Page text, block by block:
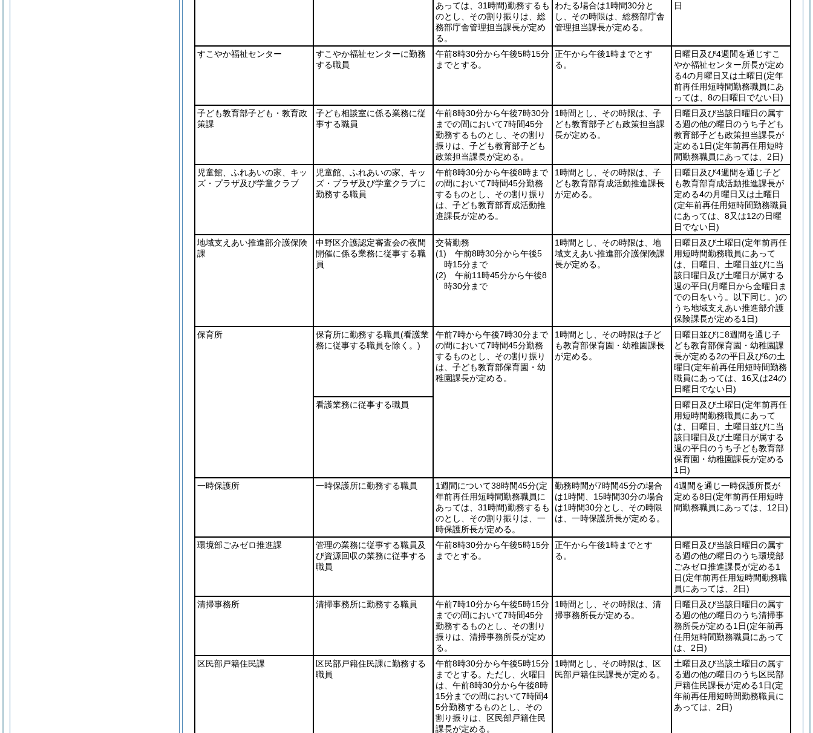
あっては、31時間)勤務するも
のとし、その割り振りは、総
務部庁舎管理担当課長が定め
る。
わたる場合は1時間30分と
し、その時限は、総務部庁舎
管理担当課長が定める。
日
すこやか福祉センター
すこやか福祉センターに勤務
する職員
午前8時30分から午後5時15分
までとする。
正午から午後1時までとす
る。
日曜日及び4週間を通じすこ
やか福祉センター所長が定め
る4の月曜日又は土曜日(定年
前再任用短時間勤務職員にあ
っては、8の日曜日でない日)
子ども教育部子ども・教育政
策課
子ども相談室に係る業務に従
事する職員
午前8時30分から午後7時30分
までの間において7時間45分
勤務するものとし、その割り
振りは、子ども教育部子ども
政策担当課長が定める。
1時間とし、その時限は、子
ども教育部子ども政策担当課
長が定める。
日曜日及び当該日曜日の属す
る週の他の曜日のうち子ども
教育部子ども政策担当課長が
定める1日(定年前再任用短時
間勤務職員にあっては、2日)
児童館、ふれあいの家、キッ
ズ・プラザ及び学童クラブ
児童館、ふれあいの家、キッ
ズ・プラザ及び学童クラブに
勤務する職員
午前8時30分から午後8時まで
の間において7時間45分勤務
するものとし、その割り振り
は、子ども教育部育成活動推
進課長が定める。
1時間とし、その時限は、子
ども教育部育成活動推進課長
が定める。
日曜日及び4週間を通じ子ど
も教育部育成活動推進課長が
定める4の月曜日又は土曜日
(定年前再任用短時間勤務職員
にあっては、8又は12の日曜
日でない日)
地域支えあい推進部介護保険
課
中野区介護認定審査会の夜間
開催に係る業務に従事する職
員
交替勤務
(1) 午前8時30分から午後5
時15分まで
(2) 午前11時45分から午後8
時30分まで
1時間とし、その時限は、地
域支えあい推進部介護保険課
長が定める。
日曜日及び土曜日(定年前再任
用短時間勤務職員にあって
は、日曜日、土曜日並びに当
該日曜日及び土曜日が属する
週の平日(月曜日から金曜日ま
での日をいう。以下同じ。)の
うち地域支えあい推進部介護
保険課長が定める1日)
保育所
保育所に勤務する職員(看護業
務に従事する職員を除く。)
午前7時から午後7時30分まで
の間において7時間45分勤務
するものとし、その割り振り
は、子ども教育部保育園・幼
稚園課長が定める。
1時間とし、その時限は子ど
も教育部保育園・幼稚園課長
が定める。
日曜日並びに8週間を通じ子
ども教育部保育園・幼稚園課
長が定める2の平日及び6の土
曜日(定年前再任用短時間勤務
職員にあっては、16又は24の
日曜日でない日)
看護業務に従事する職員
日曜日及び土曜日(定年前再任
用短時間勤務職員にあって
は、日曜日、土曜日並びに当
該日曜日及び土曜日が属する
週の平日のうち子ども教育部
保育園・幼稚園課長が定める
1日)
一時保護所
一時保護所に勤務する職員 1週間について38時間45分(定
年前再任用短時間勤務職員に
あっては、31時間)勤務するも
のとし、その割り振りは、一
時保護所長が定める。
勤務時間が7時間45分の場合
は1時間、15時間30分の場合
は1時間30分とし、その時限
は、一時保護所長が定める。
4週間を通じ一時保護所長が
定める8日(定年前再任用短時
間勤務職員にあっては、12日)
環境部ごみゼロ推進課
管理の業務に従事する職員及
び資源回収の業務に従事する
職員
午前8時30分から午後5時15分
までとする。
正午から午後1時までとす
る。
日曜日及び当該日曜日の属す
る週の他の曜日のうち環境部
ごみゼロ推進課長が定める1
日(定年前再任用短時間勤務職
員にあっては、2日)
清掃事務所
清掃事務所に勤務する職員
午前7時10分から午後5時15分
までの間において7時間45分
勤務するものとし、その割り
振りは、清掃事務所長が定め
る。
1時間とし、その時限は、清
掃事務所長が定める。
日曜日及び当該日曜日の属す
る週の他の曜日のうち清掃事
務所長が定める1日(定年前再
任用短時間勤務職員にあって
は、2日)
区民部戸籍住民課
区民部戸籍住民課に勤務する
職員
午前8時30分から午後5時15分
までとする。ただし、火曜日
は、午前8時30分から午後8時
15分までの間において7時間4
5分勤務するものとし、その
割り振りは、区民部戸籍住民
課長が定める。
1時間とし、その時限は、区
民部戸籍住民課長が定める。
土曜日及び当該土曜日の属す
る週の他の曜日のうち区民部
戸籍住民課長が定める1日(定
年前再任用短時間勤務職員に
あっては、2日)